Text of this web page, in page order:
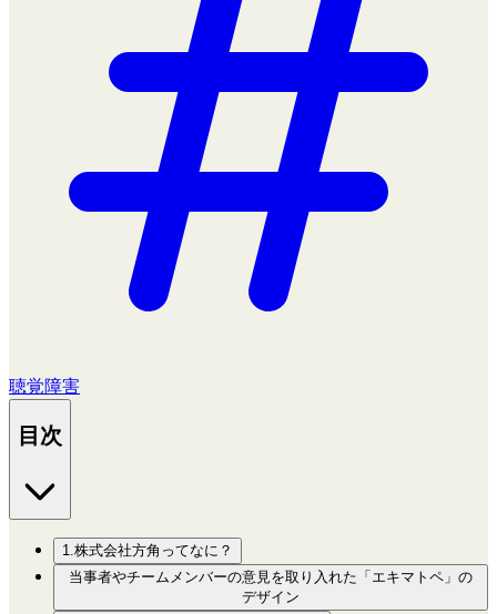
聴覚障害
目次
1.株式会社方角ってなに？
当事者やチームメンバーの意見を取り入れた「エキマトペ」の
デザイン